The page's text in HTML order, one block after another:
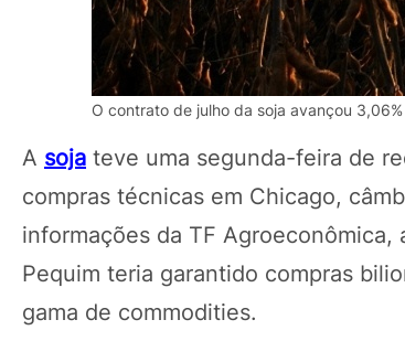
O contrato de julho da soja avançou
A soja teve uma segunda-feira de
compras técnicas em Chicago,
informações da TF
Pequim teria garantido compras
gama de commodities.